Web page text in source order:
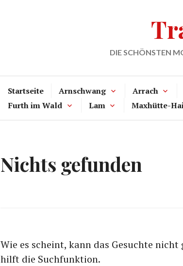
DIE SCHÖNSTEN
Startseite Arnschwang Arrach
Furth im Wald
Lam Maxhütte-
Nichts gefunden
Wie es scheint, kann das Gesuchte
hilft die Suchfunktion.